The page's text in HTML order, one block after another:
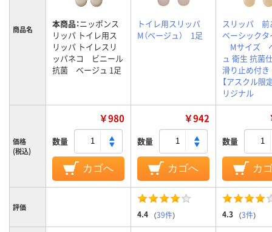
商品名 本商品：ニッポンス
リッパ トイレ用ス
リッパ トイレスリ
ッパネコ ビニール
抗菌 ベージュ 1足
トイレ用スリッパ
M（ベージュ） 1足
スリッパ
ベーシックタ
Mサイズ
ュ 衛生 抗
滑り止め付
【アスクル限
リジナル
価格
(税込)
￥980
数量
カゴへ
￥942
数量
カゴへ
数量
カ
評価
4.4 （39件） 4.3 （3件）